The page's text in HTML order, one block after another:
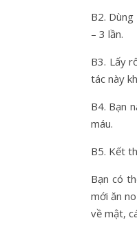
B2.
– 3 lần.
B3. Lấy
tác này
B4. Bạn
máu.
B5. Kết
Bạn có
mới ăn
về mật,